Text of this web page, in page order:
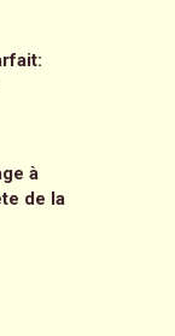
à
de la